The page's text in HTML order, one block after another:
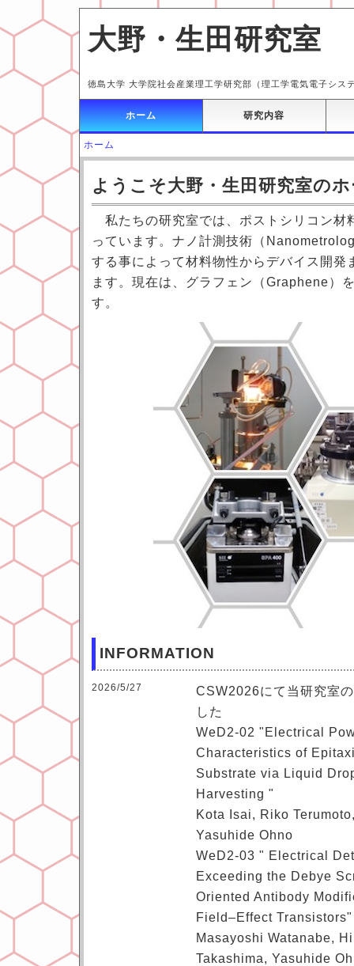
大野・生田研究室
徳島大学 大学院社会産業理工学研究部（理工学電気電子シ
ホーム 研究内容
ホーム
ようこそ大野・生田研究室の
私たちの研究室では、ポストシリコン材
っています。ナノ計測技術（
する事によって材料物性からデバイス開発
ます。現在は、グラフェン（Graphene）
す。
INFORMATION
2026/5/27
CSW2026にて当研究室
した
WeD2-02 "Electrical
Characteristics of
Substrate via Liquid
Harvesting "
Kota Isai, Riko
Yasuhide Ohno
WeD2-03 " Electrical
Exceeding the Debye
Oriented Antibody
Field–Effect Transistors"
Masayoshi Watanabe,
Takashima, Yasuhide